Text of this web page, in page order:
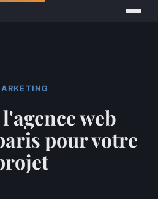
web
pour votre